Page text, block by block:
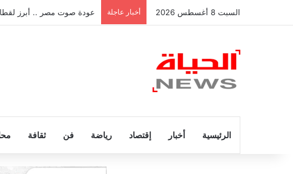
السبت 8 أغسطس 2026 أخبار عاجلة عودة صوت مصر .. أبرز
الرئيسية أخبار إقتصاد رياضة فن ثقافة